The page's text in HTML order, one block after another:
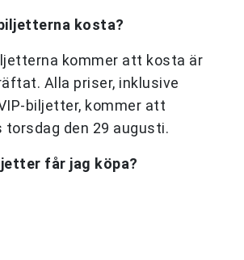
kosta?
kommer att kosta är
Alla priser, inklusive
biljetter, kommer att
den 29 augusti.
får jag köpa?